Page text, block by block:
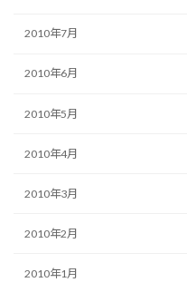
2010年7月
2010年6月
2010年5月
2010年4月
2010年3月
2010年2月
2010年1月